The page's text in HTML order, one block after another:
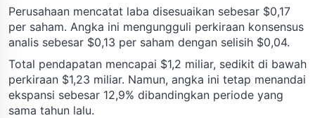
Perusahaan mencatat laba disesuaikan sebesar $0,17
per saham. Angka ini mengungguli perkiraan konsensus
analis sebesar $0,13 per saham dengan selisih $0,04.
Total pendapatan mencapai $1,2 miliar, sedikit di bawah
perkiraan $1,23 miliar. Namun, angka ini tetap menandai
ekspansi sebesar 12,9% dibandingkan periode yang
sama tahun lalu.